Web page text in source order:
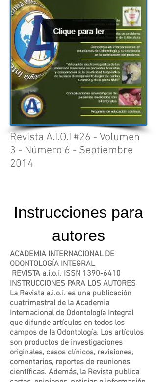
Revista A.I.O.I #26 - Volumen
3 - Número 6 - Septiembre
2014
Instrucciones para
autores
ACADEMIA INTERNACIONAL DE
ODONTOLOGÍA INTEGRAL
REVISTA a.i.o.i. ISSN 1390-6410
INSTRUCCIONES PARA LOS AUTORES
La Revista a.i.o.i. es una publicación
cuatrimestral de la Academia
Internacional de Odontología Integral
que difunde artículos en todos los
campos de la Odontología. Los artículos
son productos de investigaciones
originales, casos clínicos, revisiones,
comentarios, reportes de reuniones
científicas. Además, la Revista publica